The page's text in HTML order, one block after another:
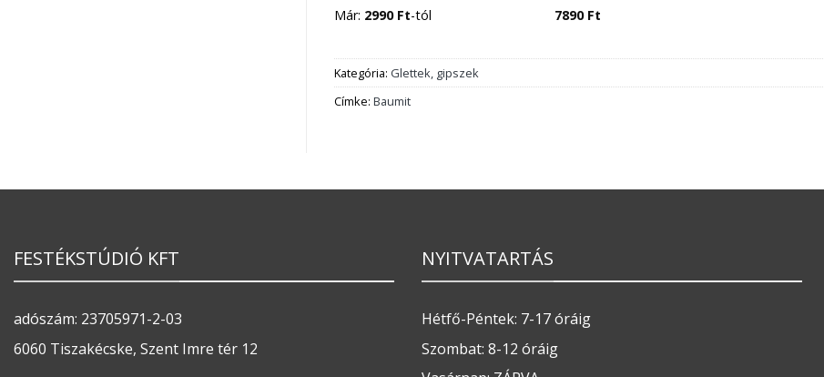
Már: 2990 Ft-tól 7890 Ft
Kategória: Glettek, gipszek
Címke: Baumit
FESTÉKSTÚDIÓ KFT
adószám: 23705971-2-03
6060 Tiszakécske, Szent Imre tér 12
NYITVATARTÁS
Hétfő-Péntek: 7-17 óráig
Szombat: 8-12 óráig